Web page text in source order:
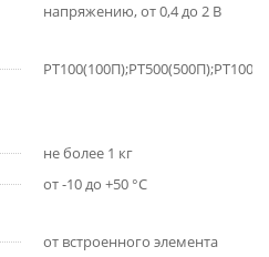
напряжению, от 0,4 до 2 В
PT100(100П);PT500(500П);PT1000
не более 1 кг
от -10 до +50 °С
от встроенного элемента